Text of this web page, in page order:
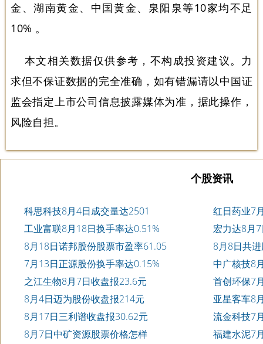
金、湖南黄金、中国黄金、泉阳泉等10家均不足
10% 。
本文相关数据仅供参考，不构成投资建议。力
求但不保证数据的完全准确，如有错漏请以中国证
监会指定上市公司信息披露媒体为准，据此操作，
风险自担。
个股资讯
科思科技8月4日成交量达2501
红日药业7
工业富联8月18日换手率达0.51%
宏力达8月
8月18日诺邦股份股票市盈率61.05
8月8日共
7月13日正源股份换手率达0.15%
中广核技8
之江生物8月7日收盘报23.6元
首创环保7
8月4日迈为股份收盘报214元
亚星客车8
8月17日三利谱收盘报30.62元
流金科技7
8月7日中矿资源股票价格怎样
福建水泥7